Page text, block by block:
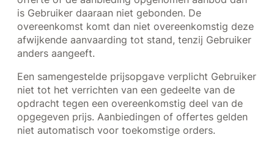
is Gebruiker daaraan niet gebonden. De
overeenkomst komt dan niet overeenkomstig deze
afwijkende aanvaarding tot stand, tenzij Gebruiker
anders aangeeft.
Een samengestelde prijsopgave verplicht Gebruiker
niet tot het verrichten van een gedeelte van de
opdracht tegen een overeenkomstig deel van de
opgegeven prijs. Aanbiedingen of offertes gelden
niet automatisch voor toekomstige orders.